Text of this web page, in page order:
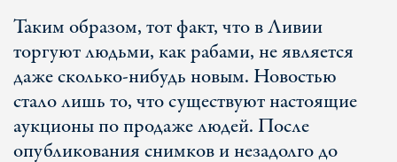
Таким образом, тот факт, что в Ливии
торгуют людьми, как рабами, не является
даже сколько-нибудь новым. Новостью
стало лишь то, что существуют настоящие
аукционы по продаже людей. После
опубликования снимков и незадолго до